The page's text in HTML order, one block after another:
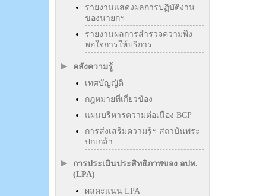
รายงานแสดงผลการปฏิบัติงาน
ของนายกฯ
รายงานผลการสำรวจความพึง
พอใจการให้บริการ
คลังความรู้
เทศบัญญัติ
กฎหมายที่เกี่ยวข้อง
แผนบริหารความต่อเนื่อง BCP
การส่งเสริมความรู้ฯ สถาบันพระ
ปกเกล้า
การประเมินประสิทธิภาพของ อปท.
(LPA)
ผลคะแนน LPA